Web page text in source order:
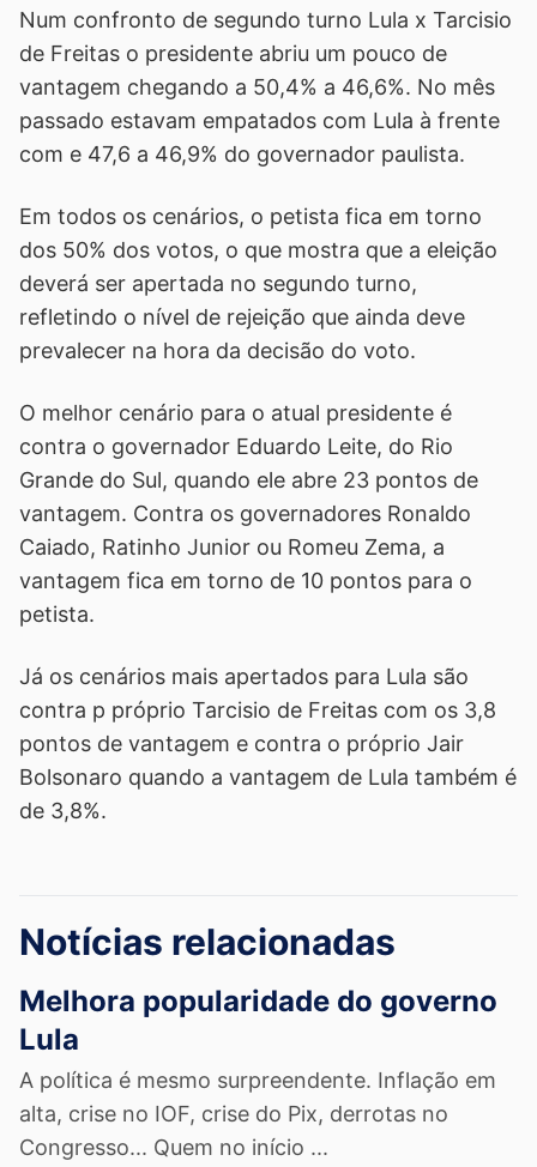
Num confronto de segundo turno Lula x Tarcisio
de Freitas o presidente abriu um pouco de
vantagem chegando a 50,4% a 46,6%. No mês
passado estavam empatados com Lula à frente
com e 47,6 a 46,9% do governador paulista.
Em todos os cenários, o petista fica em torno
dos 50% dos votos, o que mostra que a eleição
deverá ser apertada no segundo turno,
refletindo o nível de rejeição que ainda deve
prevalecer na hora da decisão do voto.
O melhor cenário para o atual presidente é
contra o governador Eduardo Leite, do Rio
Grande do Sul, quando ele abre 23 pontos de
vantagem. Contra os governadores Ronaldo
Caiado, Ratinho Junior ou Romeu Zema, a
vantagem fica em torno de 10 pontos para o
petista.
Já os cenários mais apertados para Lula são
contra p próprio Tarcisio de Freitas com os 3,8
pontos de vantagem e contra o próprio Jair
Bolsonaro quando a vantagem de Lula também é
de 3,8%.
Notícias relacionadas
Melhora popularidade do governo
Lula
A política é mesmo surpreendente. Inflação em
alta, crise no IOF, crise do Pix, derrotas no
Congresso... Quem no início ...